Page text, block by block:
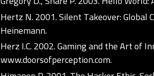
Hertz N. 2001. Silent Takeover:
Heinemann.
Herz I.C. 2002. Gaming and the Art of
www.doorsofperception.com.